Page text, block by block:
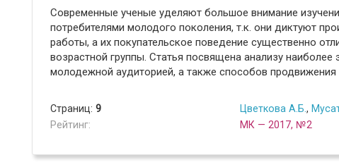
Современные ученые уделяют большое внимание
потребителями молодого поколения, т.к. они диктуют
работы, а их покупательское поведение существенно
возрастной группы. Статья посвящена анализу
молодежной аудиторией, а также способов продвижения
Страниц: 9
Рейтинг:
Цветкова А.Б. ,
МК — 2017, №2